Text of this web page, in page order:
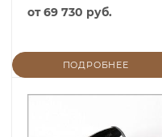
от69 730 руб.
ПОДРОБНЕЕ